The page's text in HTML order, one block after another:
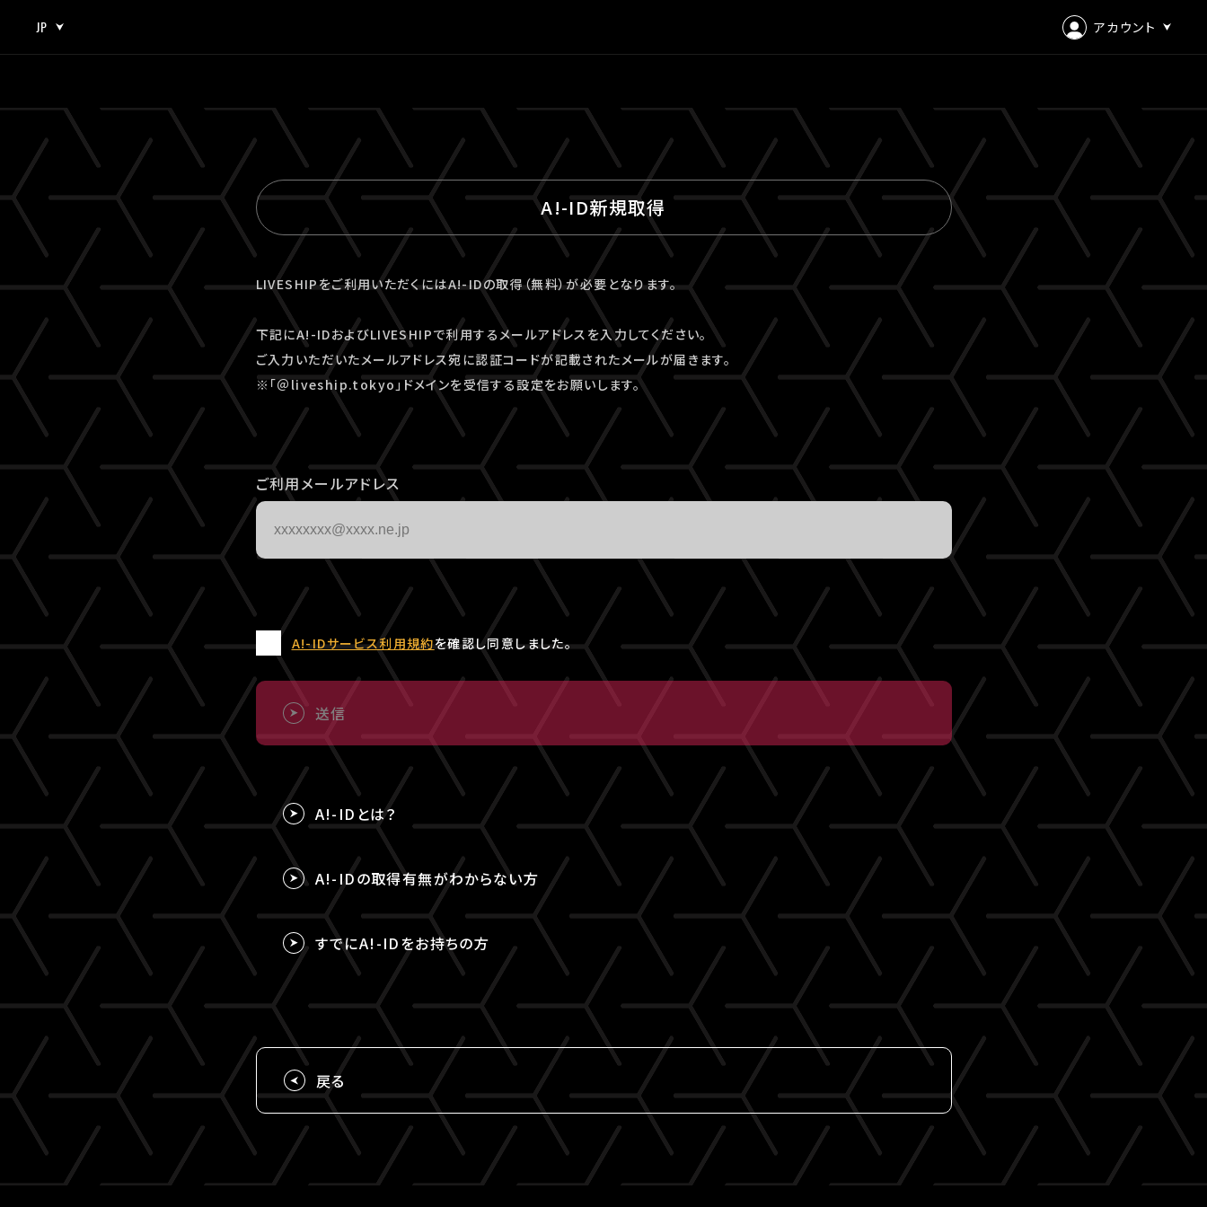
JP アカウント
EN
会員登録
A!-ID新規取得
LIVESHIPをご利用いただくにはA!-IDの取得（無料）が必要となります。
下記にA!-IDおよびLIVESHIPで利用するメールアドレスを入力してください。
ご入力いただいたメールアドレス宛に認証コードが記載されたメールが届きます。
※「＠liveship.tokyo」ドメインを受信する設定をお願いします。
ご利用メールアドレス
A!-IDサービス利用規約を確認し同意しました。
送信
A!-IDとは？
A!-IDの取得有無がわからない方
すでにA!-IDをお持ちの方
戻る